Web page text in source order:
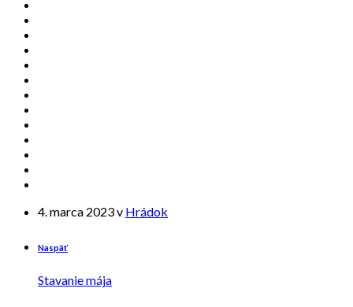
4. marca 2023v Hrádok
Naspäť
Stavanie mája